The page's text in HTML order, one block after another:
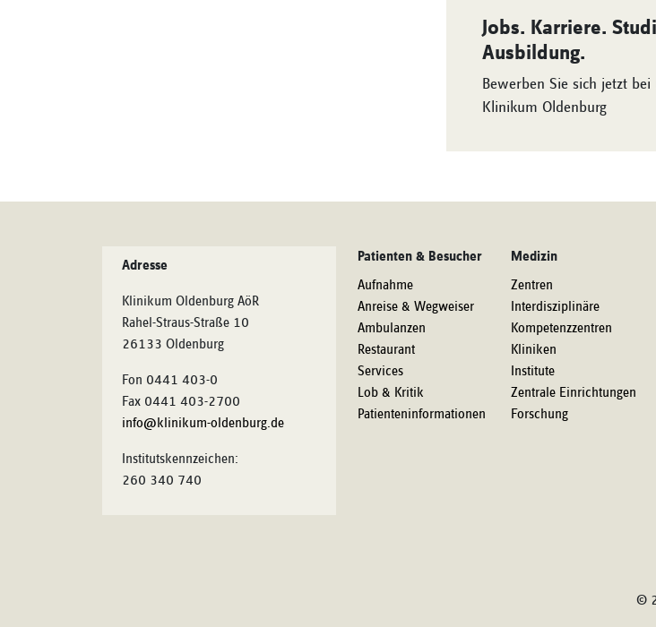
Jobs. Karriere.
Ausbildung.
Bewerben Sie sich jetzt bei
Klinikum Oldenburg
Adresse
Klinikum Oldenburg AöR
Rahel-Straus-Straße 10
26133 Oldenburg
Fon 0441 403-0
Fax 0441 403-2700
info@klinikum-oldenburg.de
Institutskennzeichen:
260 340 740
Patienten & Besucher
Aufnahme
Anreise & Wegweiser
Ambulanzen
Restaurant
Services
Lob & Kritik
Patienteninformationen
Medizin
Zentren
Interdisziplinäre
Kompetenzzentren
Kliniken
Institute
Zentrale Einrichtungen
Forschung
©